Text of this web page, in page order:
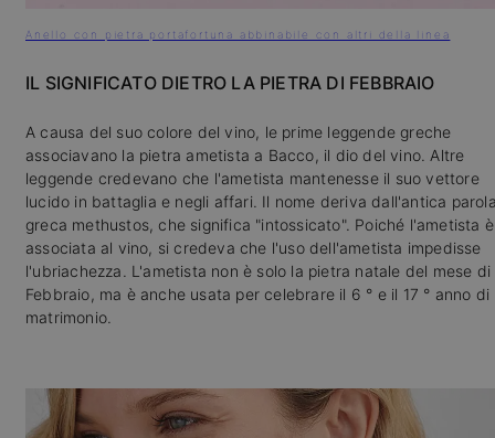
Anello con pietra portafortuna abbinabile con altri della linea
IL SIGNIFICATO DIETRO LA PIETRA DI FEBBRAIO
A causa del suo colore del vino, le prime leggende greche
associavano la pietra ametista a Bacco, il dio del vino. Altre
leggende credevano che l'ametista mantenesse il suo vettore
lucido in battaglia e negli affari. Il nome deriva dall'antica
greca methustos, che significa "intossicato". Poiché l'ametista è
associata al vino, si credeva che l'uso dell'ametista impedisse
l'ubriachezza. L'ametista non è solo la pietra natale del mese di
Febbraio, ma è anche usata per celebrare il 6 ° e il 17 ° anno di
matrimonio.